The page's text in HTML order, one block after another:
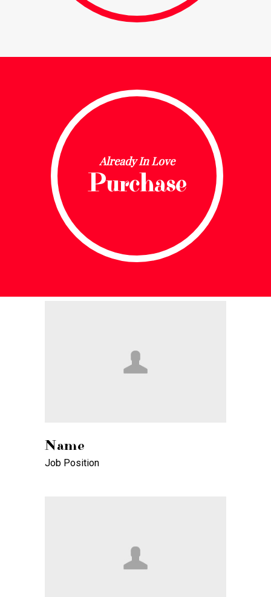
Already In Love
Purchase
Name
Job Position